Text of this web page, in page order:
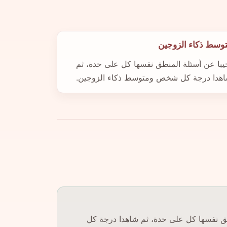
ذكاء الزوجين
عن أسئلة المنطق نفسها كل على حدة، ثم
درجة كل شخص ومتوسط ذكاء الزوجين.
نفسها كل على حدة، ثم شاهدا درجة كل